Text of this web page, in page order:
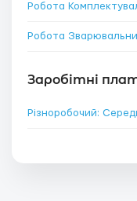
Робота
Робота
Заробітні
Різноробочий: